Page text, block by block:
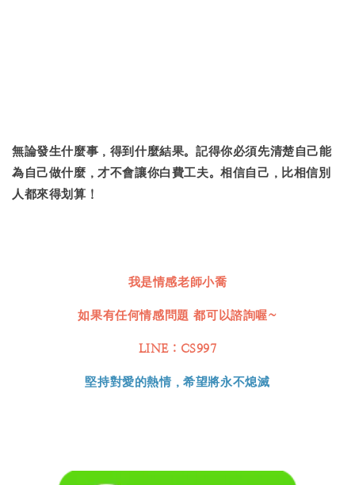
無論發生什麼事，得到什麼結果。記得你必須先清楚自己能
為自己做什麼，才不會讓你白費工夫。相信自己，比相信別
人都來得划算！
我是情感老師小喬
如果有任何情感問題 都可以諮詢喔~
LINE：CS997
堅持對愛的熱情，希望將永不熄滅